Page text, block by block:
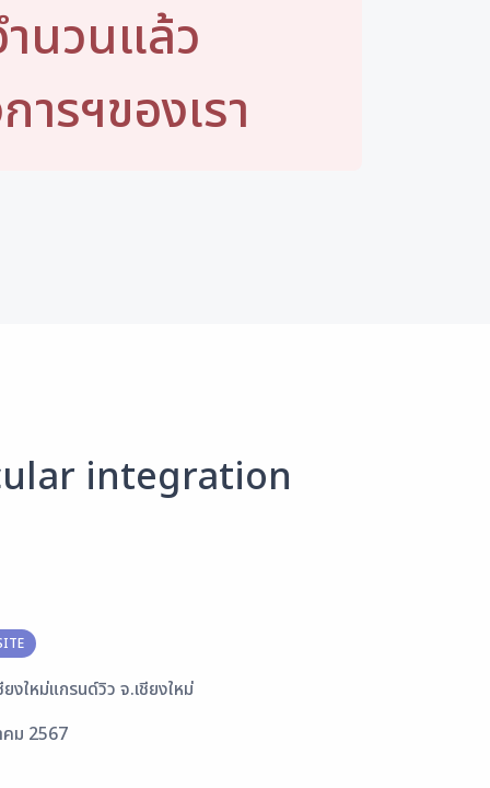
นวนแล้ว
รฯของเรา
integration
งใหม่แกรนด์วิว จ.เชียงใหม่
ม 2567